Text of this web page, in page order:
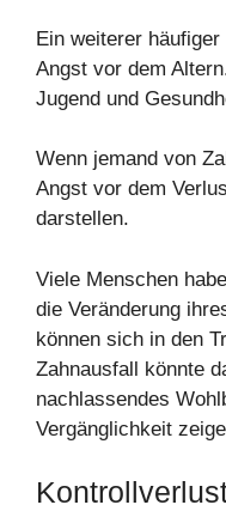
Ein weiterer
Angst vor dem
Jugend und
Wenn jemand von
Angst vor dem
darstellen.
Viele Menschen
die Veränderung
können sich in den
Zahnausfall könnte
nachlassendes
Vergänglichkeit